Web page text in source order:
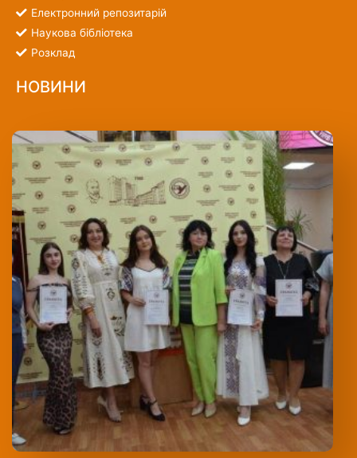
Електронний репозитарій
Наукова бібліотека
Розклад
НОВИНИ